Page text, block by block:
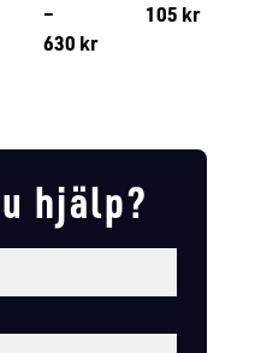
–
630 kr
105 kr
hjälp?